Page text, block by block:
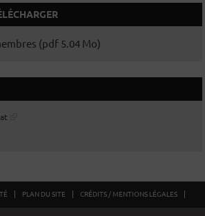
(pdf 5.04 Mo)
PLAN DU SITE CRÉDITS / MENTIONS LÉGALES